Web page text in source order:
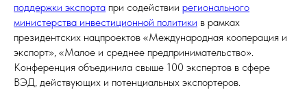
поддержки экспорта при содействии регионального
министерства инвестиционной политики в рамках
президентских нацпроектов «Международная кооперация и
экспорт», «Малое и среднее предпринимательство».
Конференция объединила свыше 100 экспертов в сфере
ВЭД, действующих и потенциальных экспортеров.